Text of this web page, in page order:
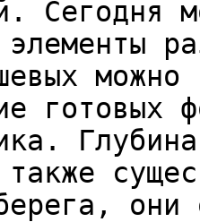
Сегодня
элементы
можно
готовых
они